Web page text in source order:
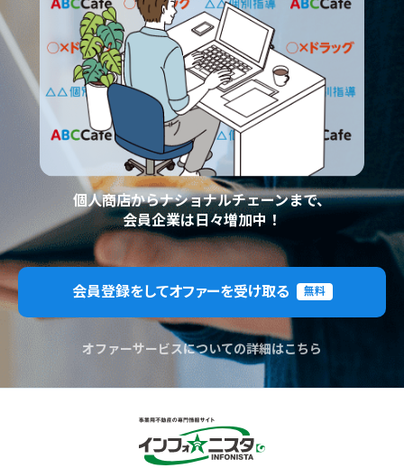
個人商店からナショナルチェーンまで、
会員企業は日々増加中！
会員登録をしてオファーを受け取る 無料
オファーサービスについての詳細はこちら